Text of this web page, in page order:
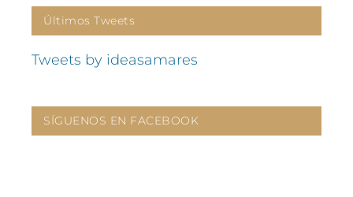
Últimos Tweets
Tweets by ideasamares
SÍGUENOS EN FACEBOOK